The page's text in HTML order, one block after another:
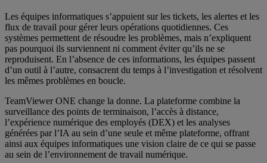
Les équipes informatiques s’appuient sur les tickets, les alertes et les
flux de travail pour gérer leurs opérations quotidiennes. Ces
systèmes permettent de résoudre les problèmes, mais n’expliquent
pas pourquoi ils surviennent ni comment éviter qu’ils ne se
reproduisent. En l’absence de ces informations, les équipes passent
d’un outil à l’autre, consacrent du temps à l’investigation et résolvent
les mêmes problèmes en boucle.
TeamViewer ONE change la donne. La plateforme combine la
surveillance des points de terminaison, l’accès à distance,
l’expérience numérique des employés (DEX) et les analyses
générées par l’IA au sein d’une seule et même plateforme, offrant
ainsi aux équipes informatiques une vision claire de ce qui se passe
au sein de l’environnement de travail numérique.